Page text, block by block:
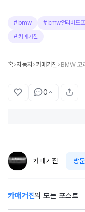
# bmw # bmw얼리버드
# 카매거진
홈>자동차>카매거진 >BMW 코
0
카매거진 방
카매거진의 모든 포스트